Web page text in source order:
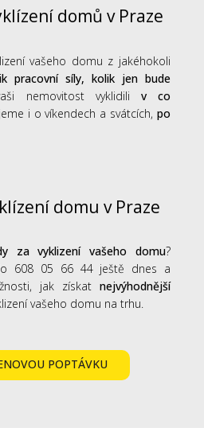
domů v Praze
vašeho domu z jakéhokoli
pracovní síly, kolik jen bude
nemovitost vyklidili v co
i o víkendech a svátcích, po
domu v Praze
za vyklizení vašeho domu?
608 05 66 44 ještě dnes a
jak získat nejvýhodnější
vašeho domu na trhu.
POPTÁVKU